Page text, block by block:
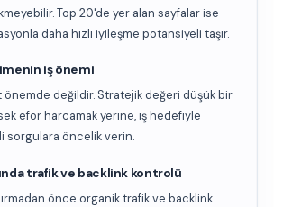
Top 20'de yer alan sayfalar ise
daha hızlı iyileşme potansiyeli taşır.
iş önemi
önemde değildir. Stratejik değeri düşük bir
efor harcamak yerine, iş hedefiyle
sorgulara öncelik verin.
trafik ve backlink kontrolü
önce organik trafik ve backlink